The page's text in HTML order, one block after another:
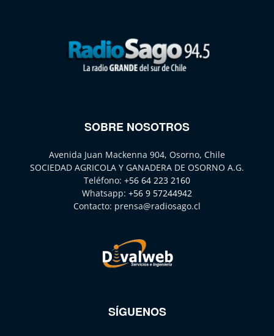
SOBRE NOSOTROS
Avenida Juan Mackenna 904, Osorno, Chile
SOCIEDAD AGRICOLA Y GANADERA DE OSORNO A.G.
Teléfono: +56 64 223 2160
Whatsapp: +56 9 57244942
Contacto: prensa@radiosago.cl
SÍGUENOS